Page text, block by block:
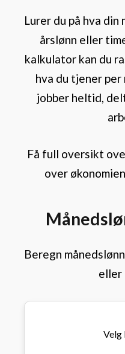
Lurer du på hva din
årslønn eller
kalkulator kan du
hva du tjener per
jobber heltid,
Få full oversikt
over
Beregn
eller
Velg